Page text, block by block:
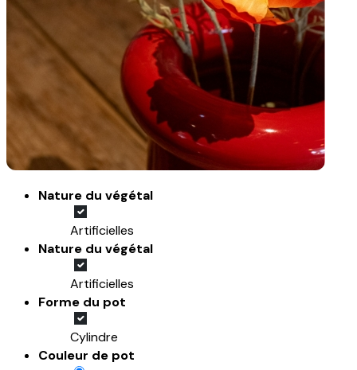
Nature du végétal
Artificielles
Nature du végétal
Artificielles
Forme du pot
Cylindre
Couleur de pot